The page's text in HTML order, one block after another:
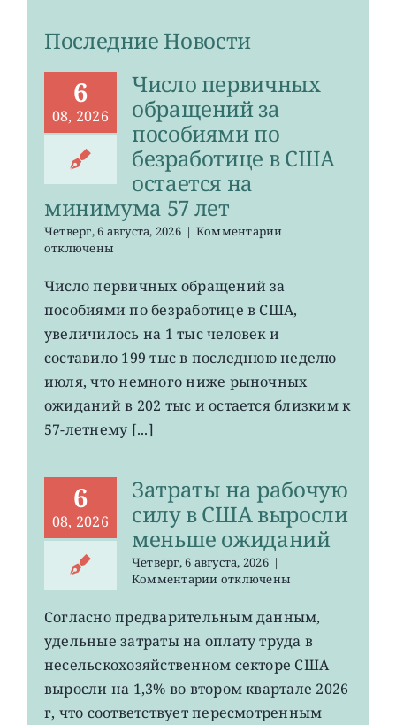
Последние Новости
6
08, 2026
Число первичных
обращений за
пособиями по
безработице в США
остается на
минимума 57 лет
Четверг, 6 августа, 2026 | Комментариик
первичных
за
безработице
в
остается
лет
отключены
Число первичных обращений за
пособиями по безработице в США,
увеличилось на 1 тыс человек и
составило 199 тыс в последнюю неделю
июля, что немного ниже рыночных
ожиданий в 202 тыс и остается близким к
57-летнему [...]
6
08, 2026
Затраты на рабочую
силу в США выросли
меньше ожиданий
Четверг, 6 августа, 2026 |
Комментариик
Затраты
рабочую
силу
США
выросли
отключены
Согласно предварительным данным,
удельные затраты на оплату труда в
несельскохозяйственном секторе США
выросли на 1,3% во втором квартале 2026
г, что соответствует пересмотренным